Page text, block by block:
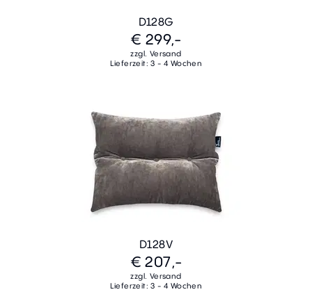
D128G
€ 299,-
zzgl. Versand
Lieferzeit: 3 - 4 Wochen
D128V
€ 207,-
zzgl. Versand
Lieferzeit: 3 - 4 Wochen